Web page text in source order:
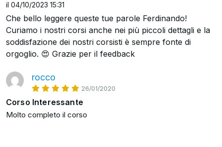
e molto molto altro Ma non solo: durante il corso
vedremo anche come sviluppare un sito web dall'inizio
alla fine, in modo da applicare subito tutto ciò che stai
per imparare in un caso concreto Insomma: Alla fine
del corso di oggi riuscirai a padroneggiare in modo
eccellente Dreamweaver, tanto da saper creare siti web
proprio come li hai pensati, esattamente come farebbe
un vero professionista Sei pronto? Iniziamo allora
il 04/10/2023 15:31
Che bello leggere queste tue parole Ferdinando!
Curiamo i nostri corsi anche nei più piccoli dettagli e la
soddisfazione dei nostri corsisti è sempre fonte di
orgoglio. 😍 Grazie per il feedback
rocco
26/01/2020
Corso Interessante
Molto completo il corso